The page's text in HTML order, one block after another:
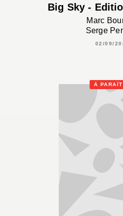
Big Sky -
Marc
Serge
02/09/
À